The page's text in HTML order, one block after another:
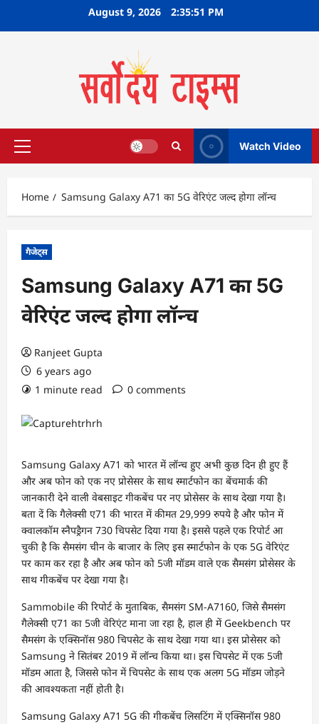
August 9, 2026 2:35:52 PM
Primary
Watch Video
Home Samsung Galaxy A71 का 5G वेरिएंट जल्द होगा लॉन्च
गैजेट्स
Samsung Galaxy A71 का 5G
वेरिएंट जल्द होगा लॉन्च
Ranjeet Gupta
6 years ago
1 minute read
0 comments
Samsung Galaxy A71 को भारत में लॉन्च हुए अभी कुछ दिन ही हुए हैं
और अब फोन को एक नए प्रोसेसर के साथ स्मार्टफोन का बेंचमार्क की
जानकारी देने वाली वेबसाइट गीकबेंच पर नए प्रोसेसर के साथ देखा गया है।
बता दें कि गैलेक्सी ए71 की भारत में कीमत 29,999 रुपये है और फोन में
क्वालकॉम स्नैपड्रैगन 730 चिपसेट दिया गया है। इससे पहले एक रिपोर्ट आ
चुकी है कि सैमसंग चीन के बाजार के लिए इस स्मार्टफोन के एक 5G वेरिएंट
पर काम कर रहा है और अब फोन को 5जी मॉडम वाले एक सैमसंग प्रोसेसर के
साथ गीकबेंच पर देखा गया है।
Sammobile की रिपोर्ट के मुताबिक, सैमसंग SM-A7160, जिसे सैमसंग
गैलेक्सी ए71 का 5जी वेरिएंट माना जा रहा है, हाल ही में Geekbench पर
सैमसंग के एक्सिनॉस 980 चिपसेट के साथ देखा गया था। इस प्रोसेसर को
Samsung ने सितंबर 2019 में लॉन्च किया था। इस चिपसेट में एक 5जी
मॉडम आता है, जिससे फोन में चिपसेट के साथ एक अलग 5G मॉडम जोड़ने
की आवश्यकता नहीं होती है।
Samsung Galaxy A71 5G की गीकबेंच लिसटिंग में एक्सिनॉस 980